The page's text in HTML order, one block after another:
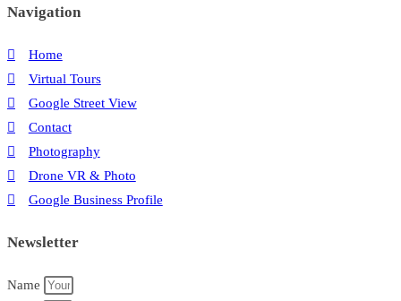
Navigation
Home
Virtual Tours
Google Street View
Contact
Photography
Drone VR & Photo
Google Business Profile
Newsletter
Name